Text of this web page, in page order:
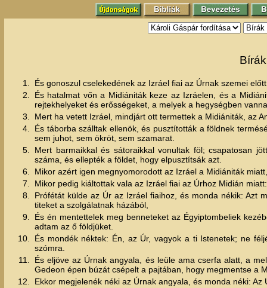
1.
És gonoszul cselekedének az Izráel fiai az Úrnak szemei
2.
És hatalmat vőn a Midiániták keze az Izráelen, és a
rejtekhelyeket és erősségeket, a melyek a hegységben
3.
Mert ha vetett Izráel, mindjárt ott termettek a Midiániták, az
4.
És táborba szálltak ellenök, és pusztították a földnek
sem juhot, sem ökröt, sem szamarat.
5.
Mert barmaikkal és sátoraikkal vonultak föl; csapatosan
száma, és ellepték a földet, hogy elpusztítsák azt.
6.
Mikor azért igen megnyomorodott az Izráel a Midiániták
7.
Mikor pedig kiáltottak vala az Izráel fiai az Úrhoz Midián miatt:
8.
Prófétát külde az Úr az Izráel fiaihoz, és monda nékik: Azt
titeket a szolgálatnak házából,
9.
És én mentettelek meg benneteket az Égyiptombeliek
adtam az ő földjüket.
10.
És mondék néktek: Én, az Úr, vagyok a ti Istenetek; ne
szómra.
11.
És eljöve az Úrnak angyala, és leüle ama cserfa alatt, a
Gedeon épen búzát csépelt a pajtában, hogy megmentse a
12.
Ekkor megjelenék néki az Úrnak angyala, és monda néki: Az